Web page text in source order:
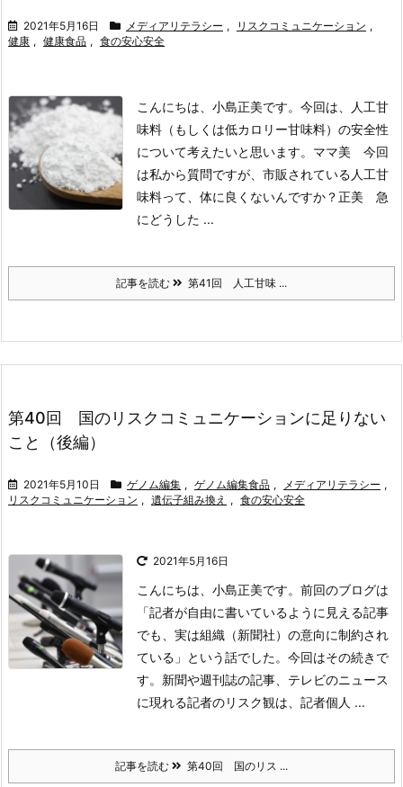
2021年5月16日 メディアリテラシー , リスクコミュニケーション ,
健康 , 健康食品 , 食の安心安全
こんにちは、小島正美です。今回は、人工甘
味料（もしくは低カロリー甘味料）の安全性
について考えたいと思います。 ママ美 今回
は私から質問ですが、市販されている人工甘
味料って、体に良くないんですか？正美 急
にどうした ...
記事を読む 第41回 人工甘味 ...
第40回 国のリスクコミュニケーションに足りない
こと（後編）
2021年5月10日 ゲノム編集 , ゲノム編集食品 , メディアリテラシー ,
リスクコミュニケーション , 遺伝子組み換え , 食の安心安全
2021年5月16日
こんにちは、小島正美です。前回のブログは
「記者が自由に書いているように見える記事
でも、実は組織（新聞社）の意向に制約され
ている」という話でした。今回はその続きで
す。新聞や週刊誌の記事、テレビのニュース
に現れる記者のリスク観は、記者個人 ...
記事を読む 第40回 国のリス ...